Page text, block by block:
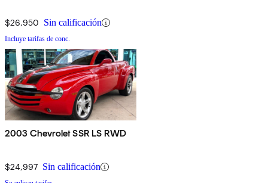
$26,950 Sin calificación
Incluye tarifas de conc.
2003 Chevrolet SSR LS RWD
$24,997 Sin calificación